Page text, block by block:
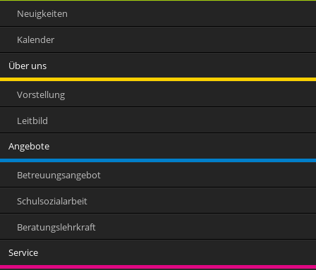
Neuigkeiten
Kalender
Über uns
Vorstellung
Leitbild
Angebote
Betreuungsangebot
Schulsozialarbeit
Beratungslehrkraft
Service